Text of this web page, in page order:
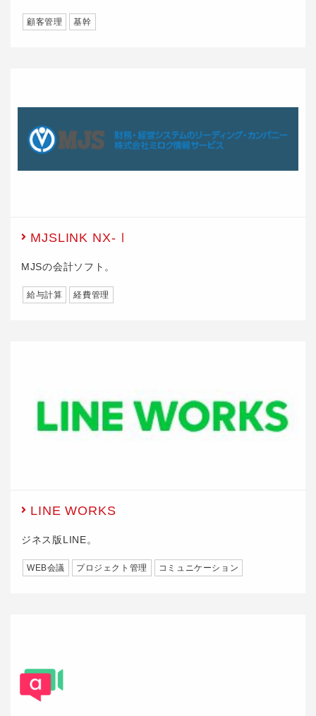
顧客管理 基幹
MJSLINK NX-Ⅰ
MJSの会計ソフト。
給与計算 経費管理
LINE WORKS
ジネス版LINE。
WEB会議 プロジェクト管理 コミュニケーション